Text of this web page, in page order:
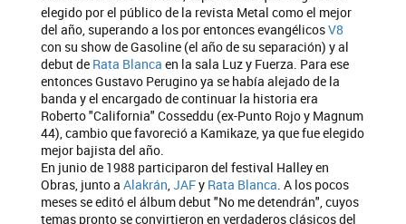
elegido por el público de la revista Metal como el mejor
del año, superando a los por entonces evangélicosV8
con su show de Gasoline (el año de su separación) y al
debut de Rata Blanca en la sala Luz y Fuerza. Para ese
entonces Gustavo Perugino ya se había alejado de la
banda y el encargado de continuar la historia era
Roberto "California" Cosseddu (ex-Punto Rojo y Magnum
44), cambio que favoreció a Kamikaze, ya que fue elegido
mejor bajista del año.
En junio de 1988 participaron del festival Halley en
Obras, junto a Alakrán,JAFy Rata Blanca. A los pocos
meses se editó el álbum debut "No me detendrán", cuyos
temas pronto se convirtieron en verdaderos clásicos del